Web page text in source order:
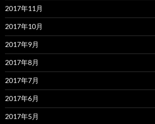
2017年11月
2017年10月
2017年9月
2017年8月
2017年7月
2017年6月
2017年5月